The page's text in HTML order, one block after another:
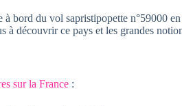
à bord du vol sapristipopette n°59000
à découvrir ce pays et les grandes
sur la France :